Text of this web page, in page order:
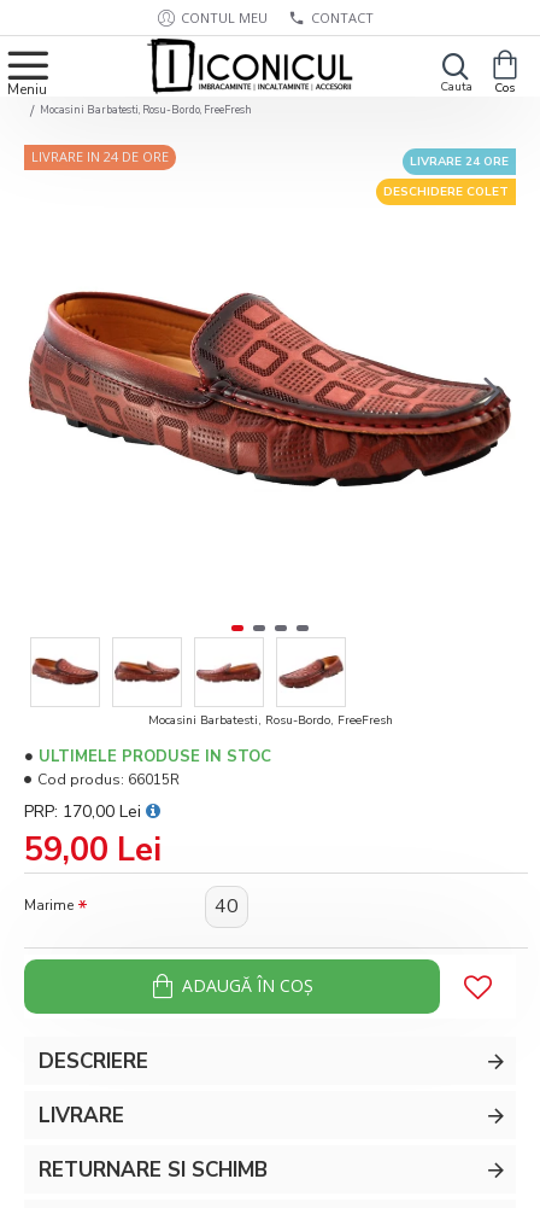
CONTUL MEU CONTACT
Mocasini Barbatesti, Rosu-Bordo, FreeFresh
DESCHIDERE COLET
LIVRARE 24 ORE
LIVRARE IN 24 DE ORE
Mocasini Barbatesti, Rosu-Bordo, FreeFresh
59,00 Lei
PRP: 170,00 Lei
ULTIMELE PRODUSE IN STOC
Cod produs: 66015R
Marime 40
ADAUGĂ ÎN COŞ
DESCRIERE
LIVRARE
RETURNARE SI SCHIMB